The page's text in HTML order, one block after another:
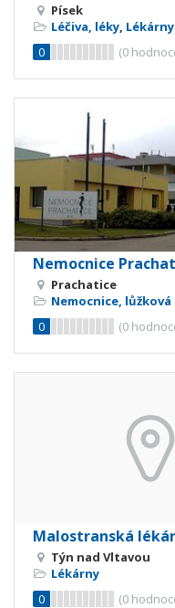
Písek
Léčiva, léky, Lékárny
0
(0
Nemocnice
Prachatice
Nemocnice,
0
(0
Malostranská
Týn nad Vltavou
Lékárny
0
(0